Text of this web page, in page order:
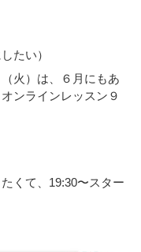
たい）
火）は、６月にもあ
ンラインレッスン９
くて、19:30〜スター